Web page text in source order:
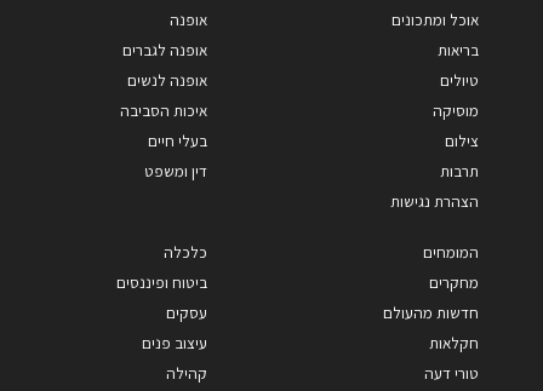
אוכל ומתכונים
בריאות
טיולים
מוסיקה
צילום
תרבות
הצהרת נגישות
אופנה
אופנה לגברים
אופנה לנשים
איכות הסביבה
בעלי חיים
דין ומשפט
המומחים
מחקרים
חדשות מהעולם
חקלאות
טורי דעה
כלכלה
ביטוח ופיננסים
עסקים
עיצוב פנים
קהילה